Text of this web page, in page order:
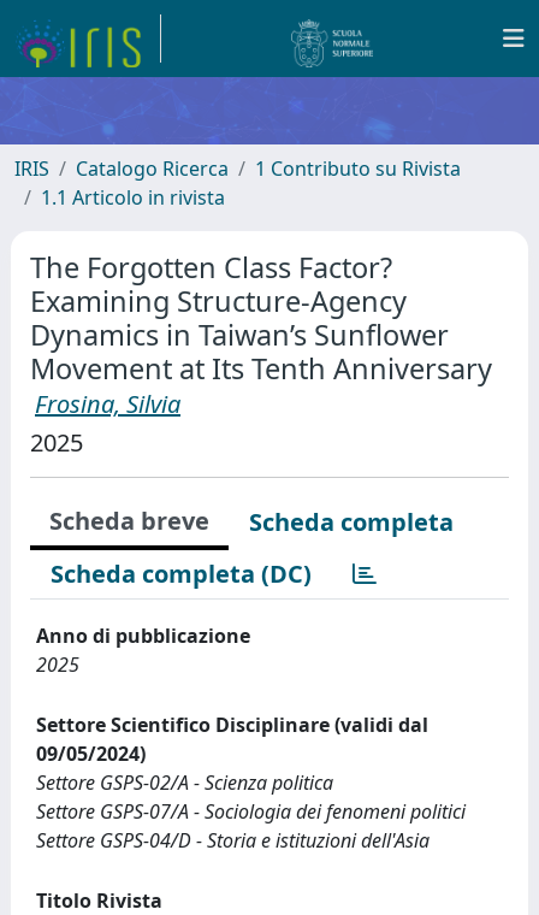
IRIS Catalogo Ricerca
1 Contributo su Rivista
1.1 Articolo in rivista
The Forgotten Class Factor?
Examining Structure-Agency
Dynamics in Taiwan’s Sunflower
Movement at Its Tenth Anniversary
Frosina, Silvia
2025
Scheda breve
Scheda completa
Scheda completa (DC)
Anno di pubblicazione
2025
Settore Scientifico Disciplinare (validi dal
09/05/2024)
Settore GSPS-02/A - Scienza politica
Settore GSPS-07/A - Sociologia dei fenomeni politici
Settore GSPS-04/D - Storia e istituzioni dell'Asia
Titolo Rivista